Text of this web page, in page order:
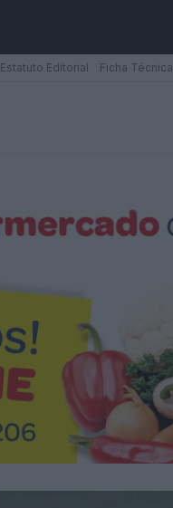
Estatuto Editorial Ficha Técnica